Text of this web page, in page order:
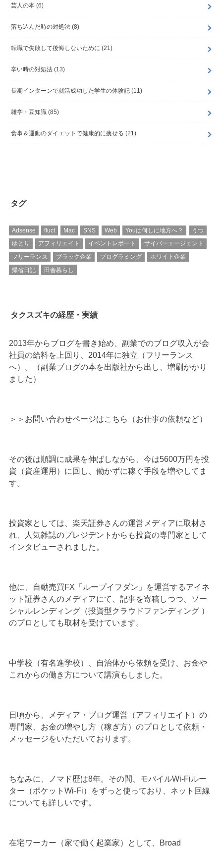
芸人の本 (6)
落ち込んだ時の対処法 (8)
転職で失敗して後悔しないために (21)
辛い時の対処法 (13)
長期インターンで就活成功した学生の体験記 (11)
雑学・豆知識 (85)
食事＆運動のダイエットで健康的に痩せる (21)
タグ
Adsense fluct Mac SNS Web Youは何しに地方へ？
うつ
ゆとり
アフィリエイト イベントレポート
サイバーエージェント
フリーランス
ブラック企業 プログラミング
ホワイト企業
帰省日記
田舎暮らし
タクスズキの経歴・実績
2013年からブログを書き始め、副業でのブログ収入が会
社員の給料を上回り、2014年に独立（フリーランス
へ）。（副業ブログの本を出版社から出し、増刷かかり
ました）
＞＞ お問い合わせページはこちら（お仕事の依頼など）
その後は順調に成果を伸ばしながら、今は5600万円を投
資（資産運用）に回し、働かずに稼ぐ手段を増やしてま
す。
投資家としては、楽天証券さんの運営メディアに取材さ
れ、人気雑誌のプレジデントからも投資の専門家として
インタビューされました。
他に、自動売買FX「ループイフダン」を運営するアイネ
ット証券さんのメディアにて、記事を寄稿しつつ、ソー
シャルレンディング（投資型クラウドファンディング ）
のプロとしても取材を受けています。
中学校（有名進学校）、自治体から依頼を受け、お金や
これからの働き方について講演もしました。
日頃から、メディア・ブログ運営（アフィリエイト）の
専門家、お金の増やし方（稼ぎ方）のプロとして依頼・
メッセージをいただいております。
ちなみに、ノマド歴は8年。その間、モバイルWi-Fiルー
ター（ポケットWi-Fi）をずっと使っており、ネット回線
についても詳しいです。
在宅ワーカー（家で働く起業家）として、Broad